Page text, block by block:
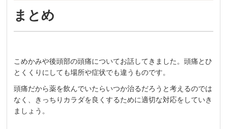
まとめ
こめかみや後頭部の頭痛についてお話してきました。頭痛とひ
とくくりにしても場所や症状でも違うものです。
頭痛だから薬を飲んでいたらいつか治るだろうと考えるのでは
なく、きっちりカラダを良くするために適切な対応をしていき
ましょう。